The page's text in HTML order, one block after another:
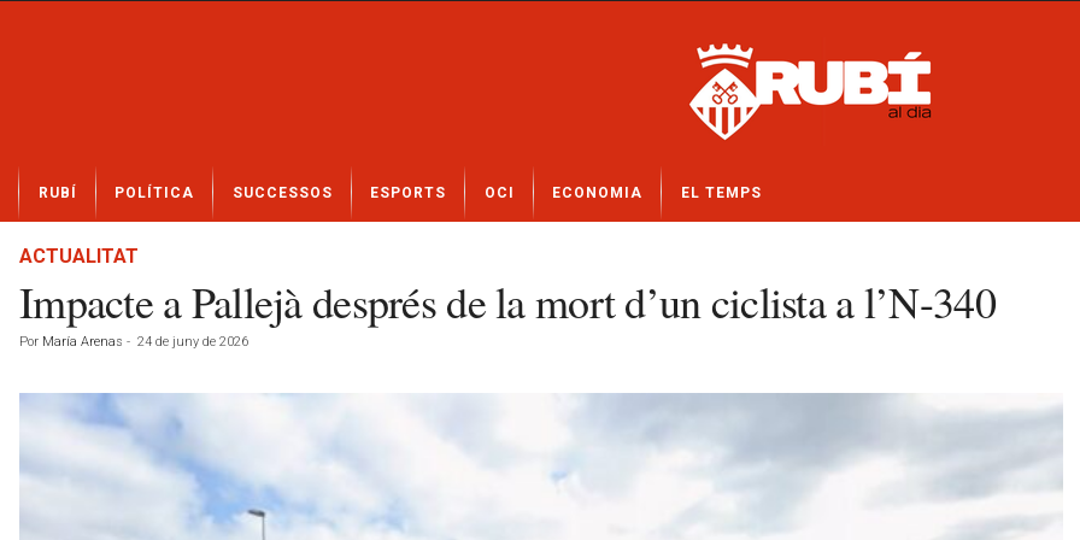
t
RUBÍ POLÍTICA SUCCESSOS ESPORTS OCI ECONOMIA EL TEMPS
ACTUALITAT
Impacte a Pallejà després de la mort d’un ciclista a l’N-340
Por María Arenas - 24 de juny de 2026